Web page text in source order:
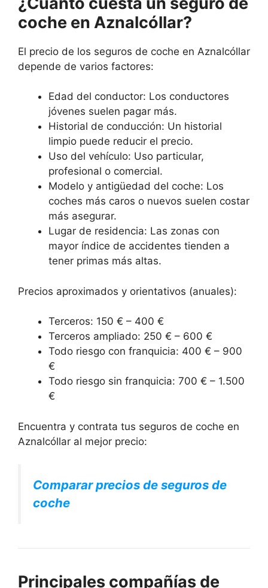
coche en Aznalcóllar?
El precio de los seguros de coche en Aznalcóllar
depende de varios factores:
Edad del conductor: Los conductores
jóvenes suelen pagar más.
Historial de conducción: Un historial
limpio puede reducir el precio.
Uso del vehículo: Uso particular,
profesional o comercial.
Modelo y antigüedad del coche: Los
coches más caros o nuevos suelen costar
más asegurar.
Lugar de residencia: Las zonas con
mayor índice de accidentes tienden a
tener primas más altas.
Precios aproximados y orientativos (anuales):
Terceros: 150 € – 400 €
Terceros ampliado: 250 € – 600 €
Todo riesgo con franquicia: 400 € – 900
€
Todo riesgo sin franquicia: 700 € – 1.500
€
Encuentra y contrata tus seguros de coche en
Aznalcóllar al mejor precio:
Comparar precios de seguros de
coche
Principales compañías de